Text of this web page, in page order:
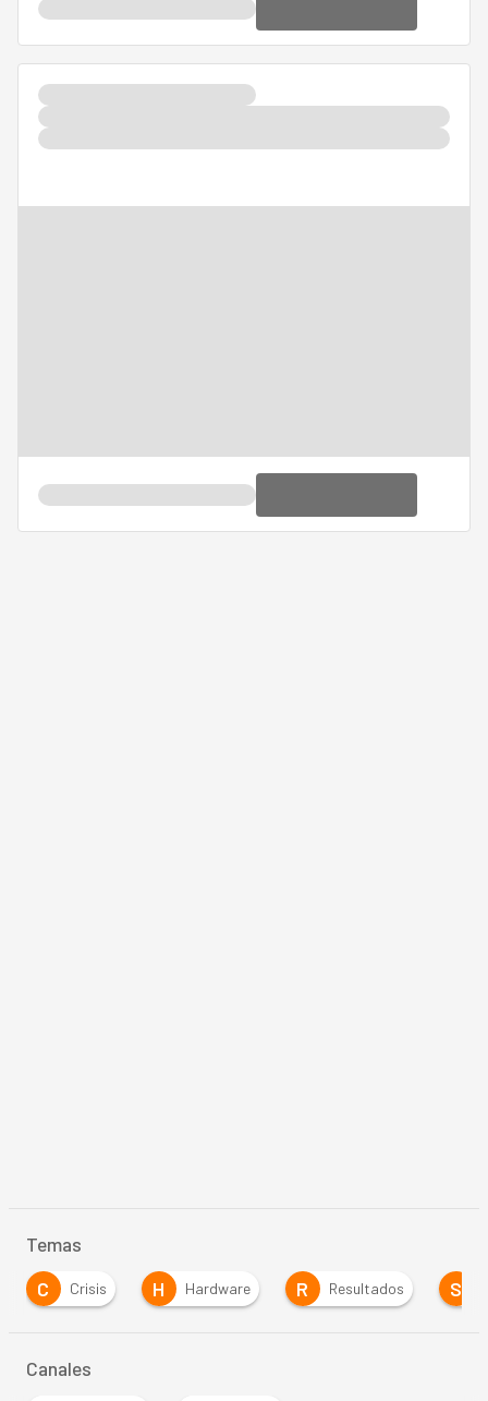
Temas
C
Crisis H Hardware R Resultados S
Canales